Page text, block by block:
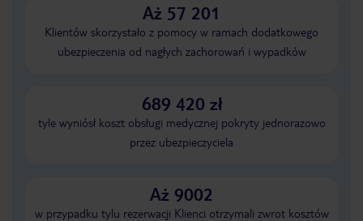
Aż 57 201
Klientów skorzystało z pomocy w ramach dodatkowego
ubezpieczenia od nagłych zachorowań i wypadków
689 420 zł
tyle wyniósł koszt obsługi medycznej pokryty jednorazowo
przez ubezpieczyciela
Aż 9002
w przypadku tylu rezerwacji Klienci otrzymali zwrot kosztów